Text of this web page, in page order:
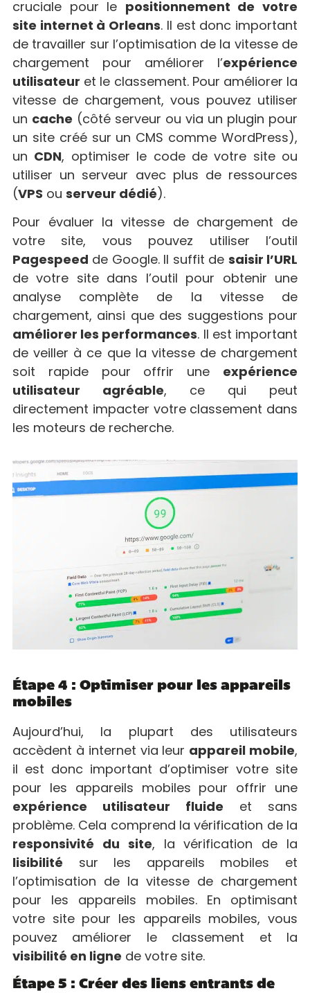
cruciale pour le positionnement de votre
site internet à Orleans. Il est donc important
de travailler sur l’optimisation de la vitesse de
chargement pour améliorer l’expérience
utilisateur et le classement. Pour améliorer la
vitesse de chargement, vous pouvez utiliser
un cache (côté serveur ou via un plugin pour
un site créé sur un CMS comme WordPress),
un CDN, optimiser le code de votre site ou
utiliser un serveur avec plus de ressources
(VPS ou serveur dédié).
Pour évaluer la vitesse de chargement de
votre site, vous pouvez utiliser l’outil
Pagespeed de Google. Il suffit de saisir l’URL
de votre site dans l’outil pour obtenir une
analyse complète de la vitesse de
chargement, ainsi que des suggestions pour
améliorer les performances. Il est important
de veiller à ce que la vitesse de chargement
soit rapide pour offrir une expérience
utilisateur agréable, ce qui peut
directement impacter votre classement dans
les moteurs de recherche.
Étape 4 : Optimiser pour les appareils
mobiles
Aujourd’hui, la plupart des utilisateurs
accèdent à internet via leur appareil mobile,
il est donc important d’optimiser votre site
pour les appareils mobiles pour offrir une
expérience utilisateur fluide et sans
problème. Cela comprend la vérification de la
responsivité du site, la vérification de la
lisibilité sur les appareils mobiles et
l’optimisation de la vitesse de chargement
pour les appareils mobiles. En optimisant
votre site pour les appareils mobiles, vous
pouvez améliorer le classement et la
visibilité en ligne de votre site.
Étape 5 : Créer des liens entrants de